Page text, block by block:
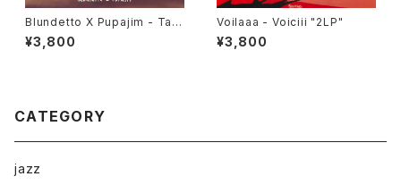
Blundetto X Pupajim - Tan
cardub "LP"
¥3,800
Voilaaa - Voiciii "2LP"
¥3,800
CATEGORY
jazz